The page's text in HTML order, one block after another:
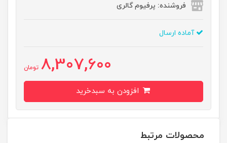
فروشنده: پرفیوم گالری
آماده ارسال
8,307,600 تومان
محصولات مرتبط